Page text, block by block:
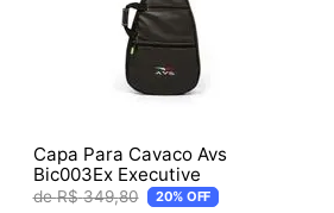
Capa Para Cavaco Avs
Bic003Ex Executive
R$ 349,80 20% OFF